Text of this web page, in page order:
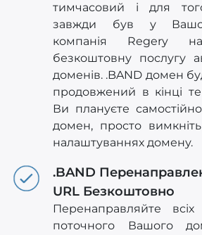
тимчасовий і для
завжди був у
компанія Regery
безкоштовну послугу
доменів. .BAND домен
продовжений в кінці
Ви плануєте
домен, просто
налаштуваннях домену.
.BAND
URL Безкоштовно
Перенаправляйте всіх
поточного Вашого